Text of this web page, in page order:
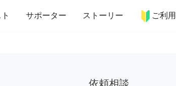
サポーター ストーリー ご利
インテリア 趣味・習い事 ペット
依頼相談